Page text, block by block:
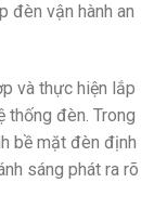
đèn vận hành an
và thực hiện lắp
thống đèn. Trong
bề mặt đèn định
sáng phát ra rõ